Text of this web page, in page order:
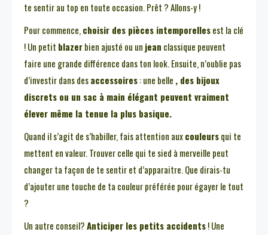
te sentir au top en toute occasion. Prêt ? Allons-y !
Pour commence,choisir des pièces intemporellesest la clé
! Un petit blazerbien ajusté ou un jean classique peuvent
faire une grande différence dans ton look. Ensuite, n’oublie pas
d’investir dans desaccessoires: une belle , des bijoux
discrets ou un sac à main élégant peuvent vraiment
élever même la tenue la plus basique.
Quand il s’agit de s’habiller, fais attention auxcouleursqui te
mettent en valeur. Trouver celle qui te sied à merveille peut
changer ta façon de te sentir et d’apparaitre. Que dirais-tu
d’ajouter une touche de ta couleur préférée pour égayer le tout
?
Un autre conseil?Anticiper les petits accidents! Une